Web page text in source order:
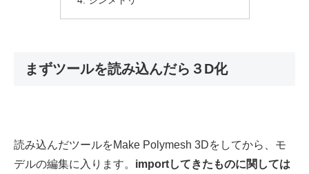
まずツールを読み込んだら３D化
読み込んだツールをMake Polymesh 3Dをしてから、モ
デルの編集に入ります。 importしてきたものに関しては